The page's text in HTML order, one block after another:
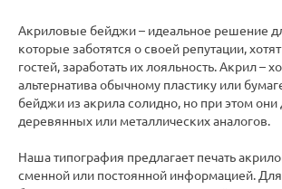
Акриловые бейджи – идеальное решение
которые заботятся о своей репутации,
гостей, заработать их лояльность. Акрил –
альтернатива обычному пластику или
бейджи из акрила солидно, но при этом
деревянных или металлических аналогов.
Наша типография предлагает печать
сменной или постоянной информацией. Для